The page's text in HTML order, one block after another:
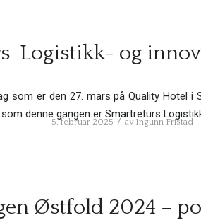
Logistikk- og
som er den 27. mars på Quality Hotel i
denne gangen er Smartreturs
5. februar 2025 / av Ingunn Fristad
Østfold 2024 –